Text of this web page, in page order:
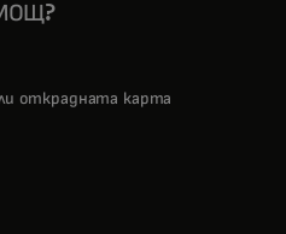
открадната карта